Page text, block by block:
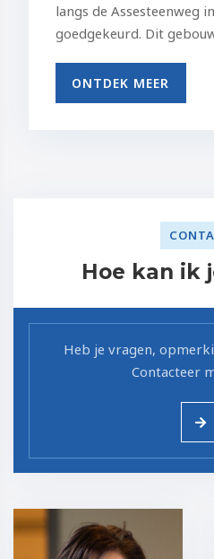
langs de Assesteenweg
goedgekeurd. Dit
ONTDEK MEER
Hoe kan ik
Heb je vragen,
Contacteer